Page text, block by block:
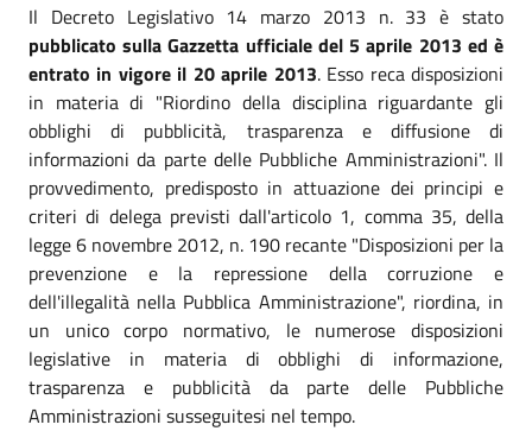
Il Decreto Legislativo 14 marzo 2013 n. 33 è stato
pubblicato sulla Gazzetta ufficiale del 5 aprile 2013 ed è
entrato in vigore il 20 aprile 2013. Esso reca disposizioni
in materia di "Riordino della disciplina riguardante gli
obblighi di pubblicità, trasparenza e diffusione di
informazioni da parte delle Pubbliche Amministrazioni". Il
provvedimento, predisposto in attuazione dei principi e
criteri di delega previsti dall'articolo 1, comma 35, della
legge 6 novembre 2012, n. 190 recante "Disposizioni per la
prevenzione e la repressione della corruzione e
dell'illegalità nella Pubblica Amministrazione", riordina, in
un unico corpo normativo, le numerose disposizioni
legislative in materia di obblighi di informazione,
trasparenza e pubblicità da parte delle Pubbliche
Amministrazioni susseguitesi nel tempo.